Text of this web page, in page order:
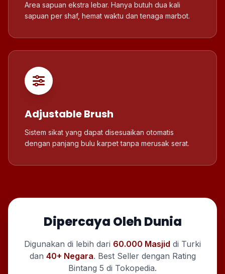
Area sapuan ekstra lebar. Hanya butuh dua kali
sapuan per shaf, hemat waktu dan tenaga marbot.
Adjustable Brush
Sistem sikat yang dapat disesuaikan otomatis
dengan panjang bulu karpet tanpa merusak serat.
Dipercaya Oleh Dunia
Digunakan di lebih dari 60.000 Masjid di Turki
dan 40+ Negara. Best Seller dengan Rating
Bintang 5 di Tokopedia.